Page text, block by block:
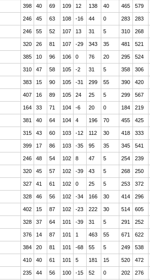
398 40 69 109 12 138 40 465 579
246 45 63 108 -16 44 0 283 283
246 55 52 107 13 31 5 310 268
320 26 81 107 -29 343 35 481 521
385 10 96 106 0 76 20 295 524
310 47 58 105 -2 31 5 358 306
383 15 90 105 -31 299 55 390 420
407 16 89 105 24 25 5 299 567
164 33 71 104 -6 20 0 184 219
381 40 64 104 4 196 70 455 425
315 43 60 103 -12 112 30 418 333
399 17 86 103 -35 95 35 345 541
246 48 54 102 8 47 5 254 239
320 45 57 102 -39 43 5 268 250
327 41 61 102 0 25 5 253 372
328 46 56 102 -34 166 30 414 296
402 15 87 102 -23 222 30 514 605
328 37 64 101 -39 31 5 291 252
376 14 87 101 1 463 55 671 622
384 20 81 101 -68 55 5 249 538
410 40 61 101 5 181 15 520 472
235 44 56 100 -15 52 0 202 276